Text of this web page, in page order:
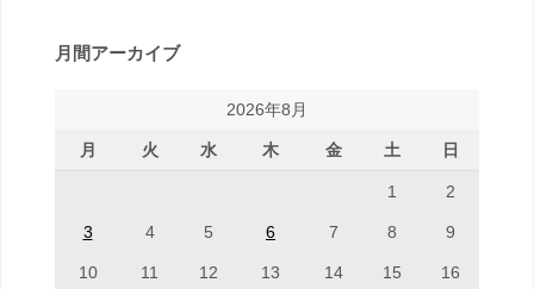
月間アーカイブ
2026年8月
月 火 水 木 金 土 日
1 2
3 4 5 6 7 8 9
10 11 12 13 14 15 16